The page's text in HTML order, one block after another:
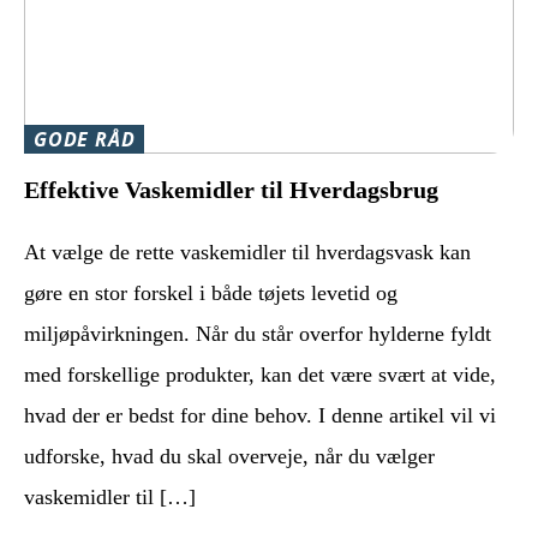
GODE RÅD
Effektive Vaskemidler til Hverdagsbrug
At vælge de rette vaskemidler til hverdagsvask kan
gøre en stor forskel i både tøjets levetid og
miljøpåvirkningen. Når du står overfor hylderne fyldt
med forskellige produkter, kan det være svært at vide,
hvad der er bedst for dine behov. I denne artikel vil vi
udforske, hvad du skal overveje, når du vælger
vaskemidler til […]